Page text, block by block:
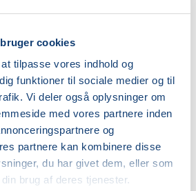
cookies
tilpasse vores indhold og
funktioner til sociale medier og til
Vi deler også oplysninger om
med vores partnere inden
og
partnere kan kombinere disse
du har givet dem, eller som
brug af deres tjenester.
13.00 - 16.00
Byskov Allé 41, 4200
, Slagelse